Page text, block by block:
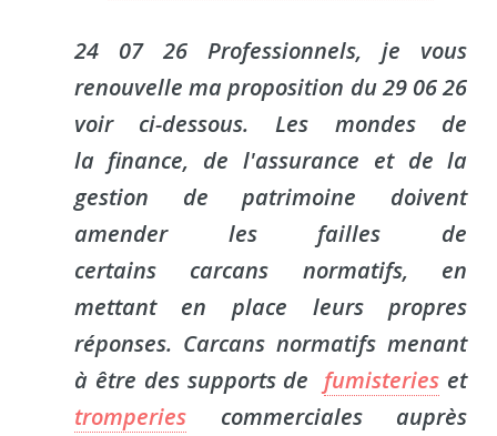
24 07 26 Professionnels, je vous
renouvelle ma proposition du 29 06 26
voir ci-dessous. Les mondes de
la finance, de l'assurance et de la
gestion de patrimoine doivent
amender les failles de
certains carcans normatifs, en
mettant en place leurs propres
réponses. Carcans normatifs menant
à être des supports de fumisteries et
tromperiescommerciales auprès